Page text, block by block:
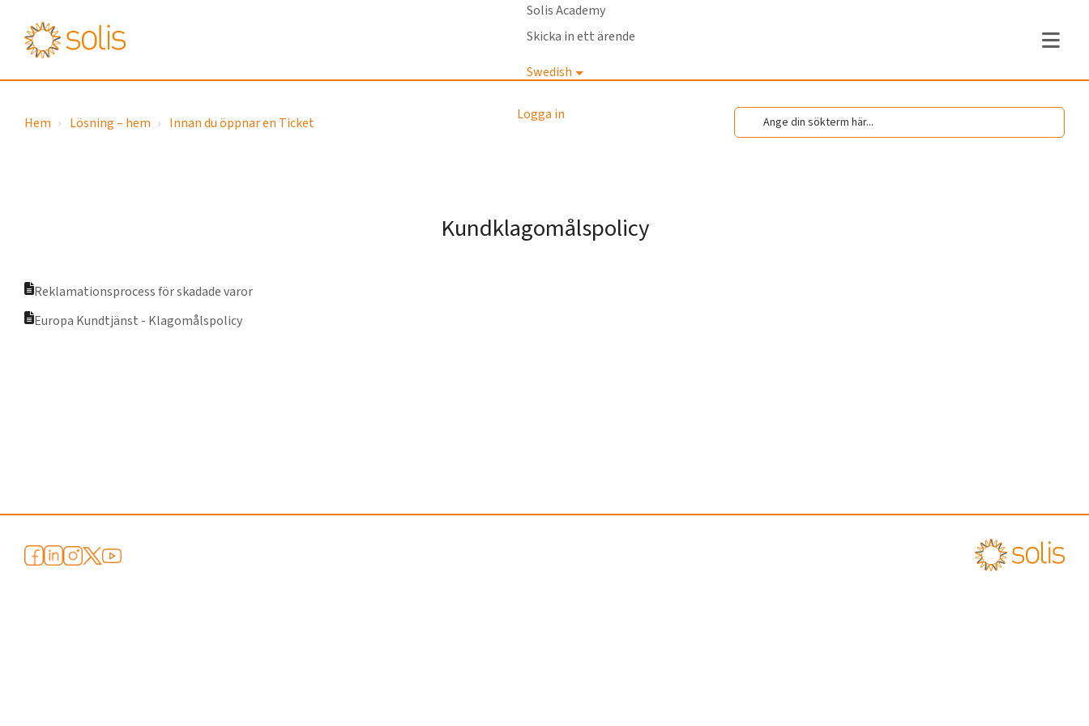
Solis Academy
Skicka in ett ärende
Swedish
Logga in
Hem Lösning – hem Innan du öppnar en Ticket
Kundklagomålspolicy
Reklamationsprocess för skadade varor
Europa Kundtjänst - Klagomålspolicy